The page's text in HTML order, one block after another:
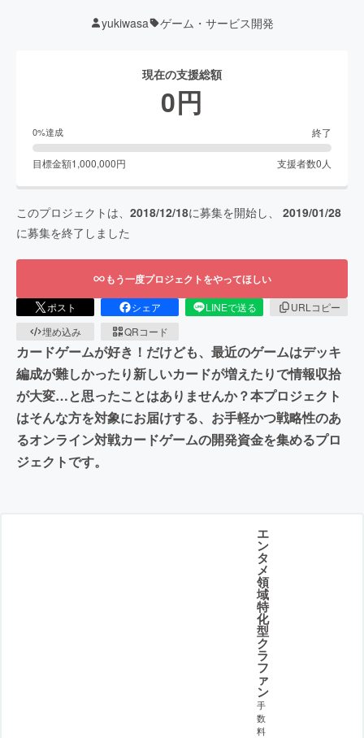
yukiwasa ゲーム・サービス開発
現在の支援総額
0円
0%達成 終了
目標金額1,000,000円 支援者数0 人
このプロジェクトは、 2018/12/18に募集を開始し、 2019/01/28
に募集を終了しました
もう一度プロジェクトをやってほしい
ポスト シェア LINEで送る
URLコピー
埋め込み
QRコード
カードゲームが好き！だけども、最近のゲームはデッキ
編成が難しかったり新しいカードが増えたりで情報収拾
が大変…と思ったことはありませんか？本プロジェクト
はそんな方を対象にお届けする、お手軽かつ戦略性のあ
るオンライン対戦カードゲームの開発資金を集めるプロ
ジェクトです。
エ
ン
タ
メ
領
域
特
化
型
ク
ラ
フ
ァ
ン
手
数
料